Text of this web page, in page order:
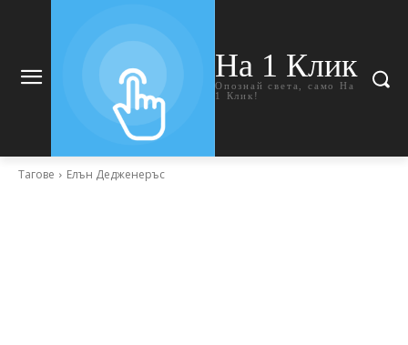
На 1 Клик
Опознай света, само На
1 Клик!
Тагове Елън Дедженеръс